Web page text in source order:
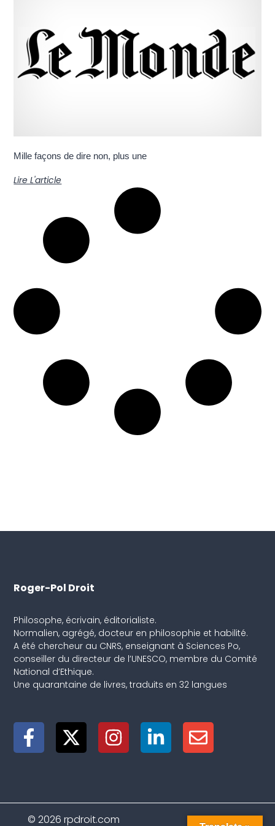
Mille façons de dire non, plus une
Lire L'article
Roger-Pol Droit
Philosophe, écrivain, éditorialiste.
Normalien, agrégé, docteur en philosophie et habilité.
A été chercheur au CNRS, enseignant à Sciences Po,
conseiller du directeur de l’UNESCO, membre du Comité
National d’Ethique.
Une quarantaine de livres, traduits en 32 langues
© 2026 rpdroit.com